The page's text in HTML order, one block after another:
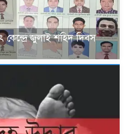
জুলাই শহিদ দিবস